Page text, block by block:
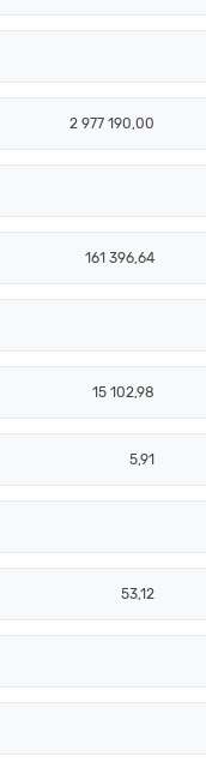
2 977 190,00
161 396,64
15 102,98
5,91
53,12